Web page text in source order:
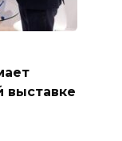
выставке